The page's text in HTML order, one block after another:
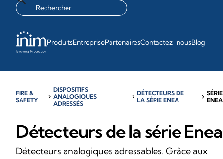
ProduitsEntreprisePartenairesContactez-nousBlog
FIRE &
SAFETY
chevron_right
DISPOSITIFS
ANALOGIQUES
ADRESSÉS
chevron_right DÉTECTEURS DE
LA SÉRIE ENEA
chevron_right SÉRIE
ENEA
Détecteurs de la série Enea
Détecteurs analogiques adressables. Grâce aux